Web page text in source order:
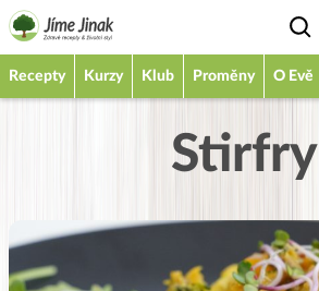
Recepty Kurzy Klub Proměny O Evě
Stirfry